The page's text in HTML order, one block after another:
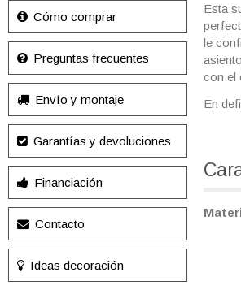
Esta
le
con el
En
Cómo comprar
Preguntas frecuentes
Envío y montaje
Garantías y devoluciones
Financiación
Contacto
Ideas decoración